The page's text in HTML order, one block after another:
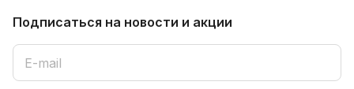
Подписаться на новости и акции